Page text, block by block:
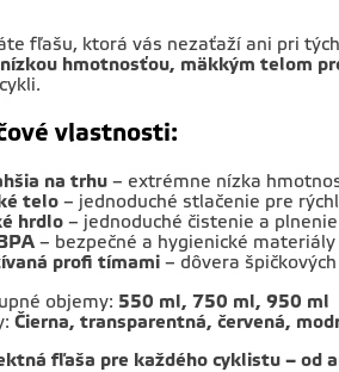
fľašu, ktorá vás nezaťaží ani pri
hmotnosťou, mäkkým telom
vlastnosti:
na trhu– extrémne nízka
telo– jednoduché stlačenie pre
hrdlo– jednoduché čistenie a plnenie
– bezpečné a hygienické materiály
profi tímami– dôvera
objemy: 550 ml, 750 ml, 950 ml
Čierna, transparentná, červená,
fľaša pre každého cyklistu – od